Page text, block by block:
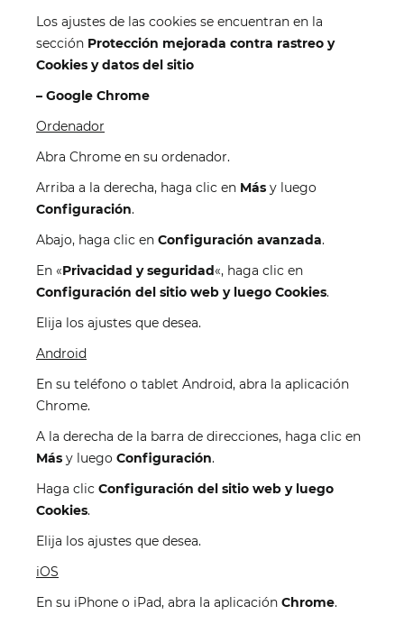
Los ajustes de las cookies se encuentran en la
sección Protección mejorada contra rastreo y
Cookies y datos del sitio
– Google Chrome
Ordenador
Abra Chrome en su ordenador.
Arriba a la derecha, haga clic en Más y luego
Configuración.
Abajo, haga clic en Configuración avanzada.
En «Privacidad y seguridad«, haga clic en
Configuración del sitio web y luego Cookies.
Elija los ajustes que desea.
Android
En su teléfono o tablet Android, abra la aplicación
Chrome.
A la derecha de la barra de direcciones, haga clic en
Más y luego Configuración.
Haga clic Configuración del sitio web y luego
Cookies.
Elija los ajustes que desea.
iOS
En su iPhone o iPad, abra la aplicación Chrome.